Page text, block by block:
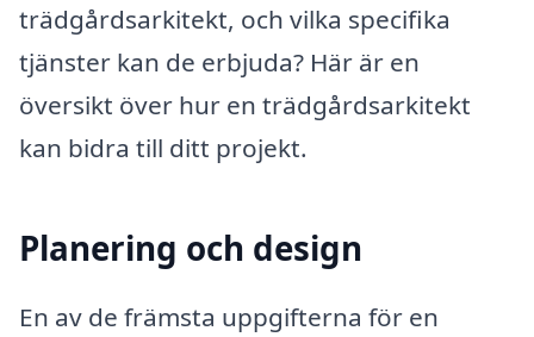
trädgårdsarkitekt, och vilka specifika
tjänster kan de erbjuda? Här är en
översikt över hur en trädgårdsarkitekt
kan bidra till ditt projekt.
Planering och design
En av de främsta uppgifterna för en